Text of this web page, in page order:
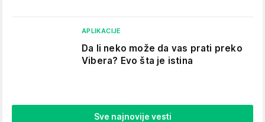
APLIKACIJE
Da li neko može da vas prati preko
Vibera? Evo šta je istina
Sve najnovije vesti